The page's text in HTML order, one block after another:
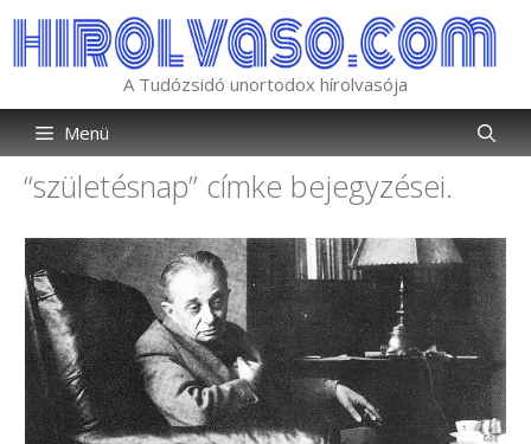
tartalomba
A Tudózsidó unortodox hírolvasója
Menü
“születésnap” címke bejegyzései.